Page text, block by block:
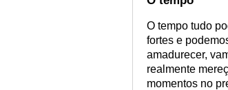
O tempo tudo
fortes e
amadurecer,
realmente
momentos no